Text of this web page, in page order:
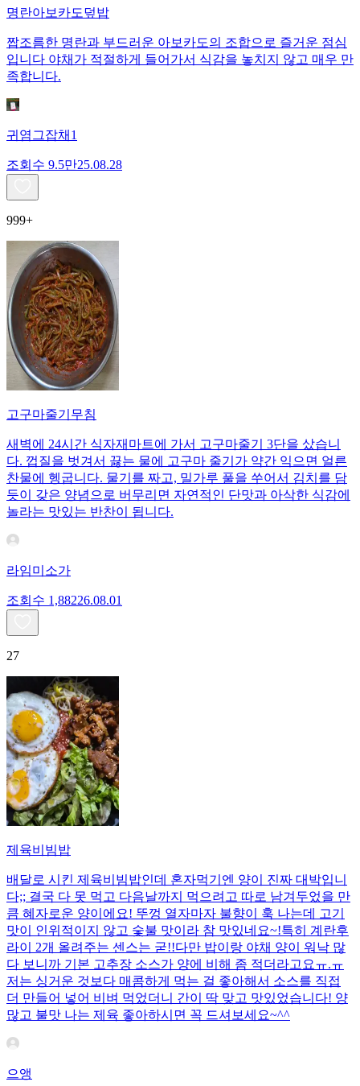
명란아보카도덮밥
짭조름한 명란과 부드러운 아보카도의 조합으로 즐거운 점심
입니다 야채가 적절하게 들어가서 식감을 놓치지 않고 매우 만
족합니다.
귀염그잡채1
조회수 9.5만25.08.28
999+
고구마줄기무침
새벽에 24시간 식자재마트에 가서 고구마줄기 3단을 샀습니
다. 껍질을 벗겨서 끓는 물에 고구마 줄기가 약간 익으면 얼른
찬물에 헹굽니다. 물기를 짜고, 밀가루 풀을 쑤어서 김치를 담
듯이 갖은 양념으로 버무리면 자연적인 단맛과 아삭한 식감에
놀라는 맛있는 반찬이 됩니다.
라임미소가
조회수 1,88226.08.01
27
제육비빔밥
배달로 시킨 제육비빔밥인데 혼자먹기엔 양이 진짜 대박입니
다;; 결국 다 못 먹고 다음날까지 먹으려고 따로 남겨두었을 만
큼 혜자로운 양이에요! 뚜껑 열자마자 불향이 훅 나는데 고기
맛이 인위적이지 않고 숯불 맛이라 참 맛있네요~!특히 계란후
라이 2개 올려주는 센스는 굳!! ​다만 밥이랑 야채 양이 워낙 많
다 보니까 기본 고추장 소스가 양에 비해 좀 적더라고요ㅠ.ㅠ
저는 싱거운 것보다 매콤하게 먹는 걸 좋아해서 소스를 직접
더 만들어 넣어 비벼 먹었더니 간이 딱 맞고 맛있었습니다! 양
많고 불맛 나는 제육 좋아하시면 꼭 드셔보세요~^^
으앵